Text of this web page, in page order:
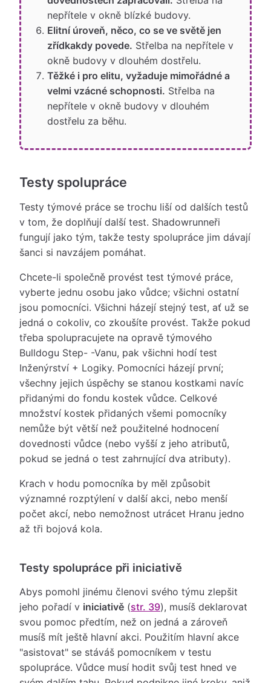
nepřítele v okně blízké budovy.
Elitní úroveň, něco, co se ve světě jen
zřídkakdy povede. Střelba na nepřítele v
okně budovy v dlouhém dostřelu.
Těžké i pro elitu, vyžaduje mimořádné a
velmi vzácné schopnosti. Střelba na
nepřítele v okně budovy v dlouhém
dostřelu za běhu.
Testy spolupráce
Testy týmové práce se trochu liší od dalších testů
v tom, že doplňují další test. Shadowrunneři
fungují jako tým, takže testy spolupráce jim dávají
šanci si navzájem pomáhat.
Chcete-li společně provést test týmové práce,
vyberte jednu osobu jako vůdce; všichni ostatní
jsou pomocníci. Všichni házejí stejný test, ať už se
jedná o cokoliv, co zkoušíte provést. Takže pokud
třeba spolupracujete na opravě týmového
Bulldogu Step- -Vanu, pak všichni hodí test
Inženýrství + Logiky. Pomocníci házejí první;
všechny jejich úspěchy se stanou kostkami navíc
přidanými do fondu kostek vůdce. Celkové
množství kostek přidaných všemi pomocníky
nemůže být větší než použitelné hodnocení
dovednosti vůdce (nebo vyšší z jeho atributů,
pokud se jedná o test zahrnující dva atributy).
Krach v hodu pomocníka by měl způsobit
významné rozptýlení v další akci, nebo menší
počet akcí, nebo nemožnost utrácet Hranu jedno
až tři bojová kola.
Testy spolupráce při iniciativě
Abys pomohl jinému členovi svého týmu zlepšit
jeho pořadí v iniciativě (str. 39), musíš deklarovat
svou pomoc předtím, než on jedná a zároveň
musíš mít ještě hlavní akci. Použitím hlavní akce
"asistovat" se stáváš pomocníkem v testu
spolupráce. Vůdce musí hodit svůj test hned ve